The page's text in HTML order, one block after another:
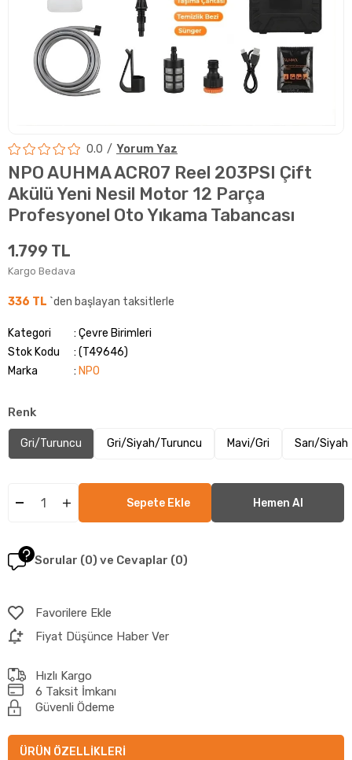
0.0 Yorum Yaz
NPO AUHMA ACR07 Reel 203PSI Çift
Akülü Yeni Nesil Motor 12 Parça
Profesyonel Oto Yıkama Tabancası
1.799 TL
Kargo Bedava
336 TL `den başlayan taksitlerle
Kategori
Çevre Birimleri
Stok Kodu
(T49646)
Marka
: NPO
Renk
Gri/Turuncu Gri/Siyah/Turuncu Mavi/Gri Sarı/Siyah
Sorular (0) ve Cevaplar (0)
Favorilere Ekle
Fiyat Düşünce Haber Ver
Hızlı Kargo
6 Taksit İmkanı
Güvenli Ödeme
ÜRÜN ÖZELLIKLERI